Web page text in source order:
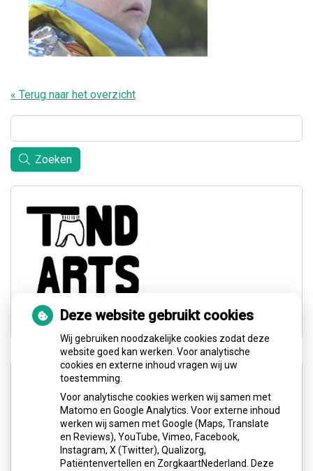
« Terug naar het overzicht
Zoeken
Adresgegevens
Barentszplein 6 E (3e etage)
1013 NJ Amsterdam
Tel: 020-4867348
E-mail ons
Deze website gebruikt cookies
Wij gebruiken noodzakelijke cookies zodat deze
website goed kan werken. Voor analytische
cookies en externe inhoud vragen wij uw
toestemming.
Voor analytische cookies werken wij samen met
Matomo en Google Analytics. Voor externe inhoud
werken wij samen met Google (Maps, Translate
en Reviews), YouTube, Vimeo, Facebook,
Instagram, X (Twitter), Qualizorg,
Patiëntenvertellen en ZorgkaartNederland. Deze